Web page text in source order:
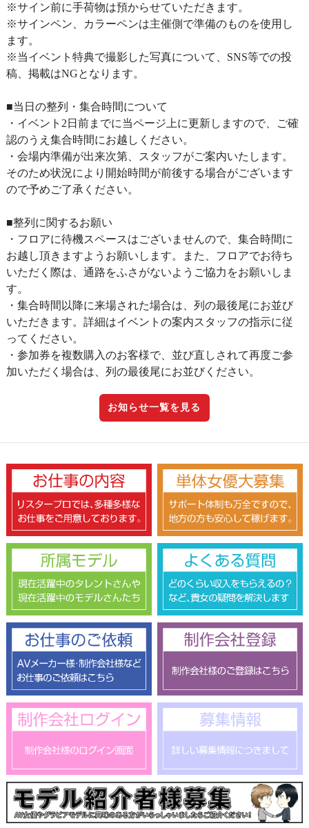
※サイン前に手荷物は預からせていただきます。
※サインペン、カラーペンは主催側で準備のものを使用し
ます。
※当イベント特典で撮影した写真について、SNS等での投
稿、掲載はNGとなります。
■当日の整列・集合時間について
・イベント2日前までに当ページ上に更新しますので、ご確
認のうえ集合時間にお越しください。
・会場内準備が出来次第、スタッフがご案内いたします。
そのため状況により開始時間が前後する場合がございます
ので予めご了承ください。
■整列に関するお願い
・フロアに待機スペースはございませんので、集合時間に
お越し頂きますようお願いします。また、フロアでお待ち
いただく際は、通路をふさがないようご協力をお願いしま
す。
・集合時間以降に来場された場合は、列の最後尾にお並び
いただきます。詳細はイベントの案内スタッフの指示に従
ってください。
・参加券を複数購入のお客様で、並び直しされて再度ご参
加いただく場合は、列の最後尾にお並びください。
お知らせ一覧を見る